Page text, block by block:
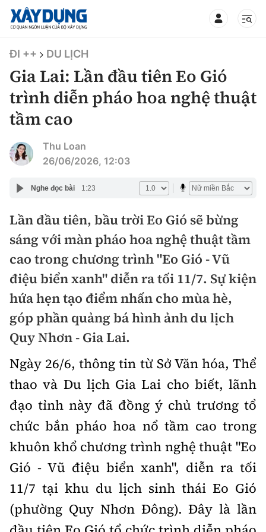
TIN BỘ XÂY DỰNG
CHUYÊN MỤC
Mới nhất
Thời sự
Chính trị
Xã hội
Chuyện dọc đường
Cải chính
Xây dựng
Chỉ đạo điều hành
Quy hoạch kiến trúc
Vật liệu xây dựng
Giám định chất lượng
Quản lý đô thị
Giao thông
Quản lý
Đường bộ
Hàng không
Đường sắt
Đăng kiểm
Đường sắt tốc độ cao
Đường thủy
Hàng hải
Đường sắt đô thị
Kinh tế
Thị trường
Chứng khoán
Bảo hiểm
Doanh nghiệp
Pháp luật
Thanh tra
An ninh hình sự
Điều tra
Pháp đình
Hỏi - Đáp
An toàn giao thông
Giao thông 24h
ATGT địa phương
Văn hóa giao thông
Lái xe an toàn
Chung tay vì ATGT
Chất lượng sống
Giáo dục
Y tế
Đời sống
Lao động - Công đoàn
Văn hóa - Giải Trí
Văn hóa
Showbiz
Điện ảnh
Thể thao
Bóng đá
Bình luận
Công nghệ
ĐI ++ DU LỊCH
Gia Lai: Lần đầu tiên Eo Gió
trình diễn pháo hoa nghệ thuật
tầm cao
Thu Loan
26/06/2026, 12:03
Nghe đọc bài 1:23
Lần đầu tiên, bầu trời Eo Gió sẽ bừng
sáng với màn pháo hoa nghệ thuật tầm
cao trong chương trình "Eo Gió - Vũ
điệu biển xanh" diễn ra tối 11/7. Sự kiện
hứa hẹn tạo điểm nhấn cho mùa hè,
góp phần quảng bá hình ảnh du lịch
Quy Nhơn - Gia Lai.
Ngày 26/6, thông tin từ Sở Văn hóa, Thể
thao và Du lịch Gia Lai cho biết, lãnh
đạo tỉnh này đã đồng ý chủ trương tổ
chức bắn pháo hoa nổ tầm cao trong
khuôn khổ chương trình nghệ thuật "Eo
Gió - Vũ điệu biển xanh", diễn ra tối
11/7 tại khu du lịch sinh thái Eo Gió
(phường Quy Nhơn Đông). Đây là lần